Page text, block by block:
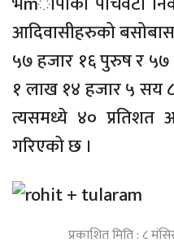
आदिवासीहरुको बसोबास
५७ हजार १६ पुरुष र
१ लाख १४ हजार ५ सय
त्यसमध्ये ४० प्रतिशत
गरिएको छ ।
प्रकाशित मिति : ८